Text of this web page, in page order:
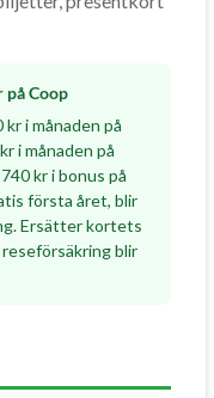
på Coop
i månaden på
i månaden på
kr i bonus på
första året, blir
Ersätter kortets
blir